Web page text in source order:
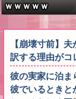
ｗｗｗｗｗ
【崩壊寸前】
訳する理由がコ
彼の実家に泊ま
彼でいるときと